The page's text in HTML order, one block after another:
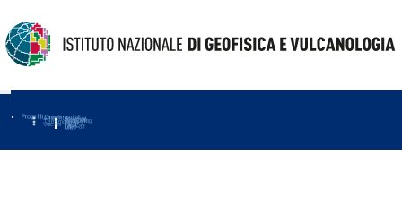
Progetti
Progetti Dipartimentali
AmbienteAmused
Macmap
Tropomag
TerremotiFurther
Muse
Vulcani First
Impact
Love-cf
Uno